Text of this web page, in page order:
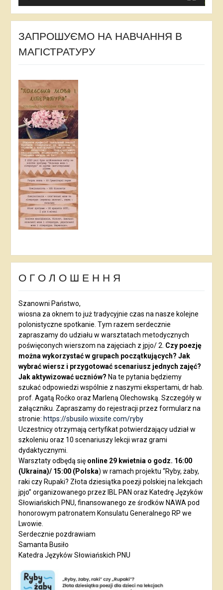
ЗАПРОШУЄМО НА НАВЧАННЯ В
МАГІСТРАТУРУ
О Г О Л О Ш Е Н Н Я
Szanowni Państwo,
wiosna za oknem to już tradycyjnie czas na nasze kolejne
polonistyczne spotkanie. Tym razem serdecznie
zapraszamy do udziału w warsztatach metodycznych
poświęconych wierszom na zajęciach z jpjo/ 2. Czy poezję
można wykorzystać w grupach początkujących? Jak
wybrać wiersz i przygotować scenariusz jednych zajęć?
Jak aktywizować uczniów? Na te pytania będziemy
szukać odpowiedzi wspólnie z naszymi ekspertami, dr hab.
prof. Agatą Roćko oraz Marleną Olechowską. Szczegóły w
załączniku. Zapraszamy do rejestracji przez formularz na
stronie: https://sbusilo.wixsite.com/ryby
Uczestnicy otrzymają certyfikat potwierdzający udział w
szkoleniu oraz 10 scenariuszy lekcji wraz grami
dydaktycznymi.
Warsztaty odbędą się online 29 kwietnia o godz. 16:00
(Ukraina)/ 15:00 (Polska) w ramach projektu “Ryby, żaby,
raki czy Rupaki? Złota dziesiątka poezji polskiej na lekcjach
jpjo” organizowanego przez IBL PAN oraz Katedrę Języków
Słowiańskich PNU, finansowanego ze środków NAWA pod
honorowym patronatem Konsulatu Generalnego RP we
Lwowie.
Serdecznie pozdrawiam
Samanta Busiło
Katedra Języków Słowiańskich PNU